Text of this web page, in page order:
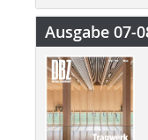
Ausgabe 07-